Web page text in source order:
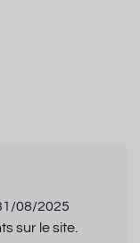
08/2025
sur le site.